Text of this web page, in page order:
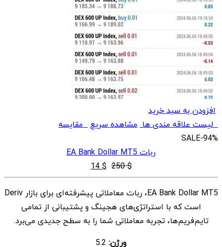
افزودن به سبد خرید
لیست علاقه مندی ها مشاهده سریعمقایسه
SALE-94%
ربات EA Bank Dollar MT5
$
250
قیمت
اصلی
$ 250
بود.
$
14
قیمت
فعلی
$ 14
است.
EA Bank Dollar MT5، ربات معاملاتی پیشرفته‌ای برای بازار Deriv
است که با استراتژی‌های هجینگ و پشتیبانی از تمامی
تایم‌فریم‌ها، تجربه معاملاتی شما را به سطح جدیدی می‌برد.
ورژن: